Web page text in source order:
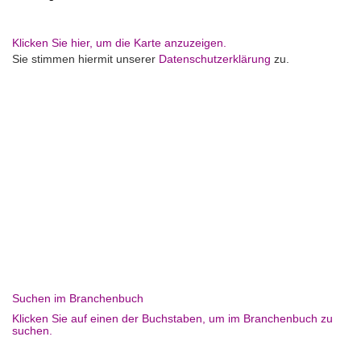
Klicken Sie hier, um die Karte anzuzeigen.
Sie stimmen hiermit unserer Datenschutzerklärung zu.
Suchen im Branchenbuch
Klicken Sie auf einen der Buchstaben, um im Branchenbuch zu
suchen.